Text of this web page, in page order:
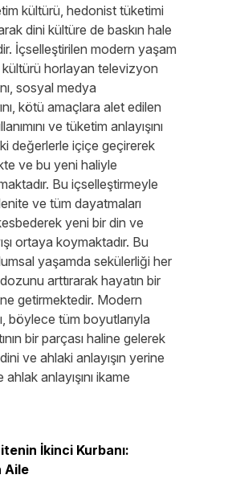
kültürü, hedonist tüketimi
dini kültüre de baskın hale
İçselleştirilen modern yaşam
kültürü horlayan televizyon
sosyal medya
kötü amaçlara alet edilen
ve tüketim anlayışını
değerlerle içiçe geçirerek
ve bu yeni haliyle
Bu içselleştirmeyle
ve tüm dayatmaları
yeni bir din ve
ortaya koymaktadır. Bu
yaşamda sekülerliği her
arttırarak hayatın bir
getirmektedir. Modern
böylece tüm boyutlarıyla
bir parçası haline gelerek
ve ahlaki anlayışın yerine
anlayışını ikame
İkinci Kurbanı:
Aile